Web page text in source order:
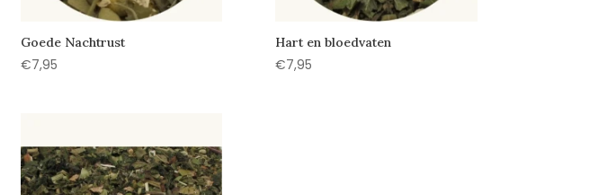
Goede Nachtrust
€7,95
Hart en bloedvaten
€7,95